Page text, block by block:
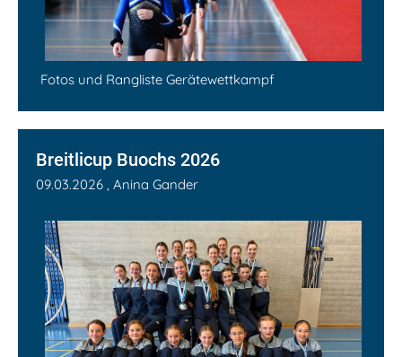
Fotos und Rangliste Gerätewettkampf
Breitlicup Buochs 2026
09.03.2026 , Anina Gander